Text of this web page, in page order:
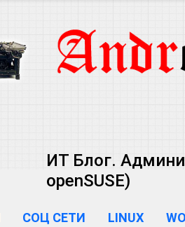
ИТ Блог.
openSUSE)
СОЦ СЕТИ LINUX